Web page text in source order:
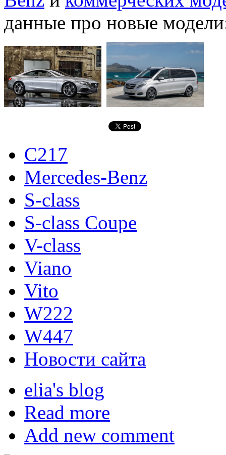
данные про новые
C217
Mercedes-Benz
S-class
S-class Coupe
V-class
Viano
Vito
W222
W447
Новости сайта
elia's blog
Read more
Add new comment